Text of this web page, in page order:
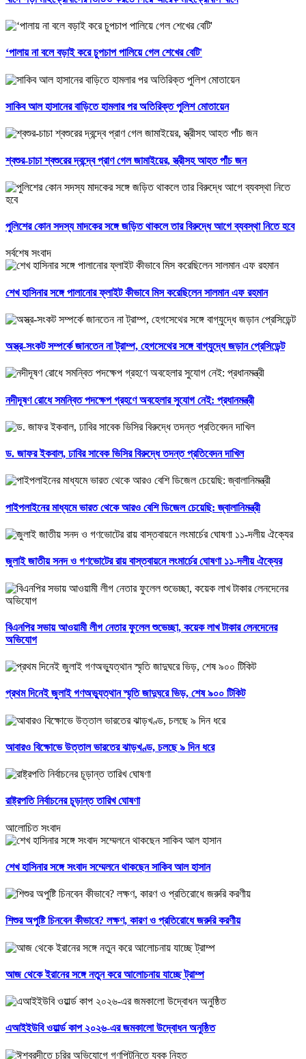
‘পালায় না বলে বড়াই করে চুপচাপ পালিয়ে গেল শেখের বেটি'
সাকিব আল হাসানের বাড়িতে হামলার পর অতিরিক্ত পুলিশ মোতায়েন
শ্বশুর-চাচা শ্বশুরের দ্বন্দ্বে প্রাণ গেল জামাইয়ের, স্ত্রীসহ আহত পাঁচ জন
পুলিশের কোন সদস্য মাদকের সঙ্গে জড়িত থাকলে তার বিরুদ্ধে আগে ব্যবস্থা নিতে হবে
সর্বশেষ সংবাদ
শেখ হাসিনার সঙ্গে পালানোর ফ্লাইট কীভাবে মিস করেছিলেন সালমান এফ রহমান
অস্ত্র-সংকট সম্পর্কে জানতেন না ট্রাম্প, হেগসেথের সঙ্গে বাগ্‌যুদ্ধে জড়ান প্রেসিডেন্ট
নদীদূষণ রোধে সমন্বিত পদক্ষেপ গ্রহণে অবহেলার সুযোগ নেই: প্রধানমন্ত্রী
ড. জাফর ইকবাল, ঢাবির সাবেক ভিসির বিরুদ্ধে তদন্ত প্রতিবেদন দাখিল
পাইপলাইনের মাধ্যমে ভারত থেকে আরও বেশি ডিজেল চেয়েছি: জ্বালানিমন্ত্রী
জুলাই জাতীয় সনদ ও গণভোটের রায় বাস্তবায়নে লংমার্চের ঘোষণা ১১-দলীয় ঐক্যের
বিএনপির সভায় আওয়ামী লীগ নেতার ফুলেল শুভেচ্ছা, কয়েক লাখ টাকার লেনদেনের
অভিযোগ
প্রথম দিনেই জুলাই গণঅভ্যুত্থান স্মৃতি জাদুঘরে ভিড়, শেষ ৯০০ টিকিট
আবারও বিক্ষোভে উত্তাল ভারতের ঝাড়খণ্ড, চলছে ৯ দিন ধরে
রাষ্ট্রপতি নির্বাচনের চূড়ান্ত তারিখ ঘোষণা
আলোচিত সংবাদ
শেখ হাসিনার সঙ্গে সংবাদ সম্মেলনে থাকছেন সাকিব আল হাসান
শিশুর অপুষ্টি চিনবেন কীভাবে? লক্ষণ, কারণ ও প্রতিরোধে জরুরি করণীয়
আজ থেকে ইরানের সঙ্গে নতুন করে আলোচনায় যাচ্ছে ট্রাম্প
এআইইউবি ওয়ার্ল্ড কাপ ২০২৬-এর জমকালো উদ্বোধন অনুষ্ঠিত